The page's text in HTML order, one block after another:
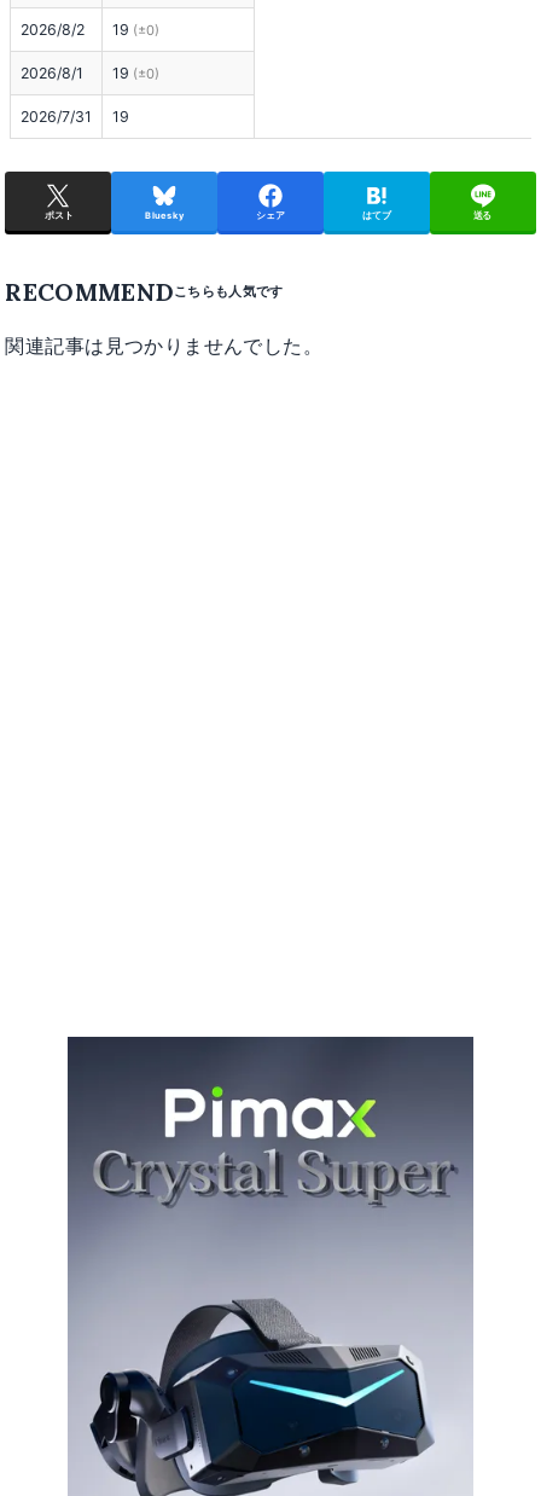
2026/8/2 19 (±0)
2026/8/1 19 (±0)
2026/7/31 19
ポスト Bluesky シェア はてブ 送る
RECOMMEND
関連記事は見つかりませんでした。